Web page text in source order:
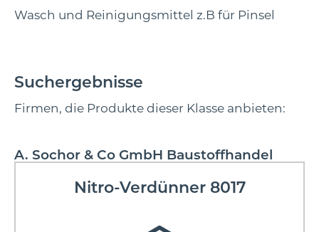
Wasch und Reinigungsmittel z.B für Pinsel
Suchergebnisse
Firmen, die Produkte dieser Klasse anbieten:
A. Sochor & Co GmbH Baustoffhandel
Nitro-Verdünner 8017